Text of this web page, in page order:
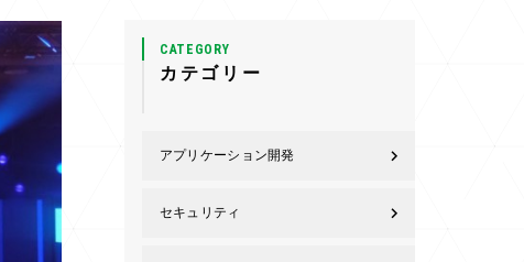
CATEGORY
カテゴリー
アプリケーション開発
セキュリティ